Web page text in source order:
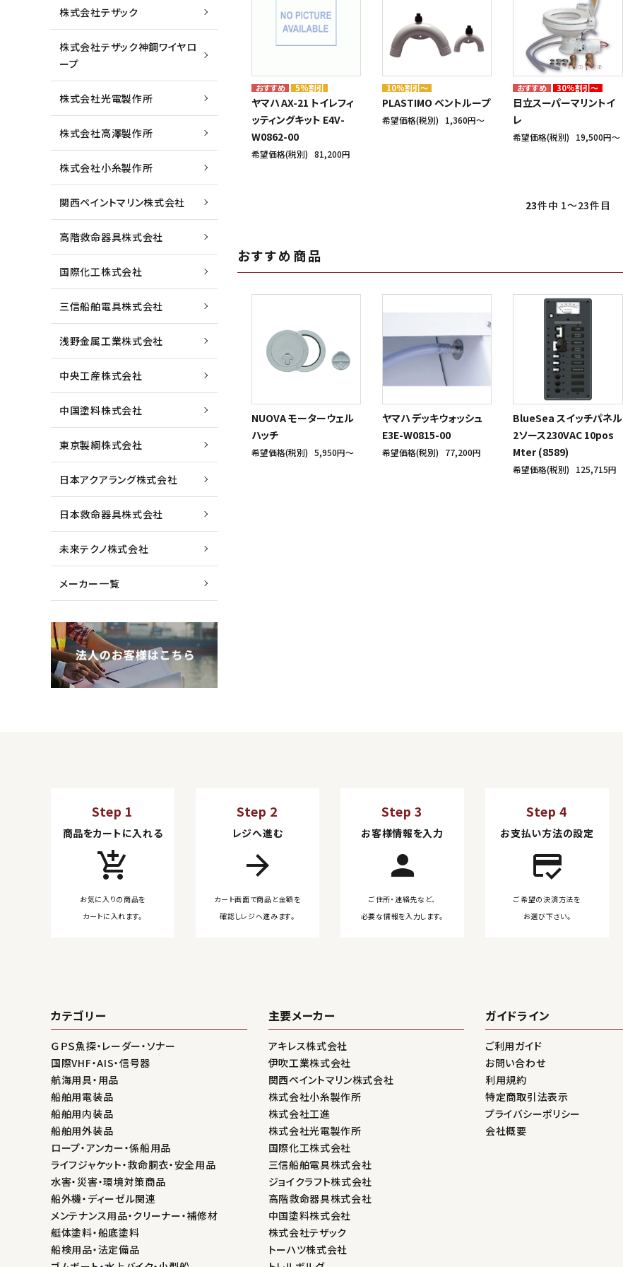
5%割引
ヤマハ AX-21 トイレフィ
ッティングキット E4V-
W0862-00
希望価格(税別) 81,200円
10%割引～
PLASTIMO ベントループ
希望価格(税別) 1,360円〜
30%割引～
日立スーパーマリントイ
レ
希望価格(税別) 19,500円〜
23件中 1〜23件目
おすすめ商品
NUOVA モーターウェル
ハッチ
希望価格(税別) 5,950円〜
ヤマハ デッキウォッシュ
E3E-W0815-00
希望価格(税別) 77,200円
BlueSea スイッチパネル
2ソース230VAC 10pos
Mter (8589)
希望価格(税別) 125,715円
株式会社テザック
株式会社テザック神鋼ワイヤロ
ープ
株式会社光電製作所
株式会社高澤製作所
株式会社小糸製作所
関西ペイントマリン株式会社
高階救命器具株式会社
国際化工株式会社
三信船舶電具株式会社
浅野金属工業株式会社
中央工産株式会社
中国塗料株式会社
東京製綱株式会社
日本アクアラング株式会社
日本救命器具株式会社
未来テクノ株式会社
メーカー一覧
Step 1
商品をカートに入れる
add_shopping_cart
お気に入りの商品を
カートに入れます。
Step 2
レジへ進む
arrow_forward
カート画面で商品と金額を
確認しレジへ進みます。
Step 3
お客様情報を入力
person
ご住所・連絡先など、
必要な情報を入力します。
Step 4
お支払い方法の設定
credit_score
ご希望の決済方法を
お選び下さい。
カテゴリー
ＧＰＳ魚探・レーダー・ソナー
国際VHF・AIS・信号器
航海用具・用品
船舶用電装品
船舶用内装品
船舶用外装品
ロープ・アンカー・係船用品
ライフジャケット・救命胴衣・安全用品
水害・災害・環境対策商品
船外機・ディーゼル関連
メンテナンス用品・クリーナー・補修材
艇体塗料・船底塗料
船検用品・法定備品
主要メーカー
アキレス株式会社
伊吹工業株式会社
関西ペイントマリン株式会社
株式会社小糸製作所
株式会社工進
株式会社光電製作所
国際化工株式会社
三信船舶電具株式会社
ジョイクラフト株式会社
高階救命器具株式会社
中国塗料株式会社
株式会社テザック
トーハツ株式会社
ガイドライン
ご利用ガイド
お問い合わせ
利用規約
特定商取引法表示
プライバシーポリシー
会社概要